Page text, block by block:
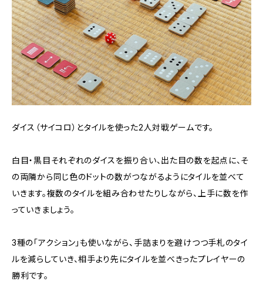
ダイス（サイコロ）とタイルを使った2人対戦ゲームです。
白目・黒目それぞれのダイスを振り合い、出た目の数を起点に、そ
の両隣から同じ色のドットの数がつながるようにタイルを並べて
いきます。複数のタイルを組み合わせたりしながら、上手に数を作
っていきましょう。
3種の「アクション」も使いながら、手詰まりを避けつつ手札のタイ
ルを減らしていき、相手より先にタイルを並べきったプレイヤーの
勝利です。